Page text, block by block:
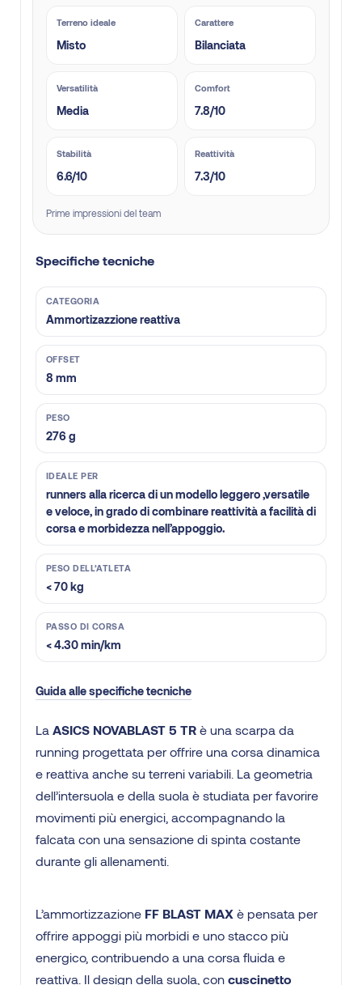
Terreno ideale
Misto
Carattere
Bilanciata
Versatilità
Media
Comfort
7.8/10
Stabilità
6.6/10
Reattività
7.3/10
Prime impressioni del team
Specifiche tecniche
CATEGORIA
Ammortizazzione reattiva
OFFSET
8 mm
PESO
276 g
IDEALE PER
runners alla ricerca di un modello leggero ,versatile
e veloce, in grado di combinare reattività a facilità di
corsa e morbidezza nell’appoggio.
PESO DELL’ATLETA
< 70 kg
PASSO DI CORSA
< 4.30 min/km
Guida alle specifiche tecniche
La ASICS NOVABLAST 5 TR è una scarpa da
running progettata per offrire una corsa dinamica
e reattiva anche su terreni variabili. La geometria
dell’intersuola e della suola è studiata per favorire
movimenti più energici, accompagnando la
falcata con una sensazione di spinta costante
durante gli allenamenti.
L’ammortizzazione FF BLAST MAX è pensata per
offrire appoggi più morbidi e uno stacco più
energico, contribuendo a una corsa fluida e
reattiva. Il design della suola, con cuscinetto